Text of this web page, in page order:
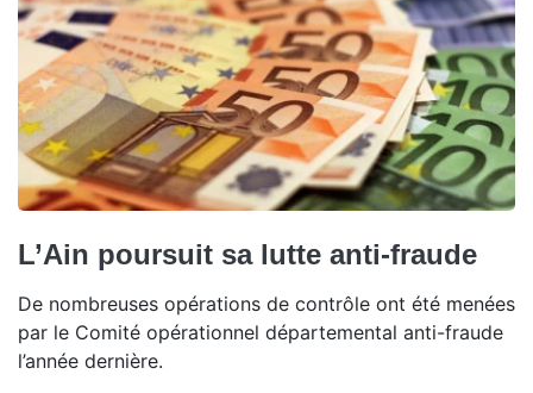
L’Ain poursuit sa lutte anti-fraude
De nombreuses opérations de contrôle ont été menées
par le Comité opérationnel départemental anti-fraude
l’année dernière.